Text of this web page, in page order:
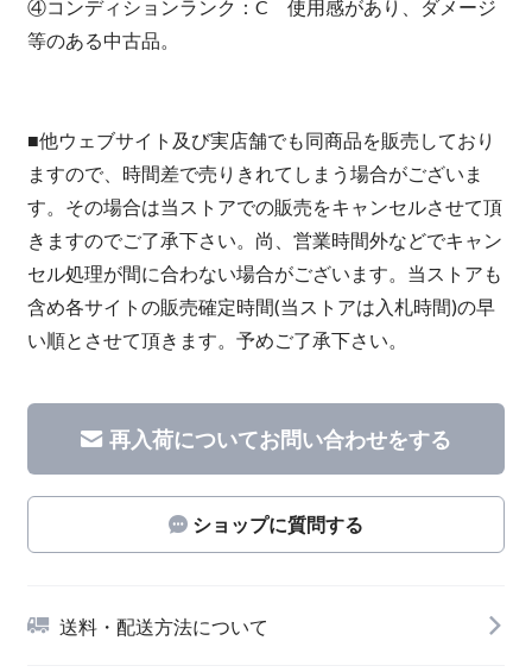
④コンディションランク：C 使用感があり、ダメージ
等のある中古品。
■他ウェブサイト及び実店舗でも同商品を販売しており
ますので、時間差で売りきれてしまう場合がございま
す。その場合は当ストアでの販売をキャンセルさせて頂
きますのでご了承下さい。尚、営業時間外などでキャン
セル処理が間に合わない場合がございます。当ストアも
含め各サイトの販売確定時間(当ストアは入札時間)の早
い順とさせて頂きます。予めご了承下さい。
再入荷についてお問い合わせをする
ショップに質問する
送料・配送方法について